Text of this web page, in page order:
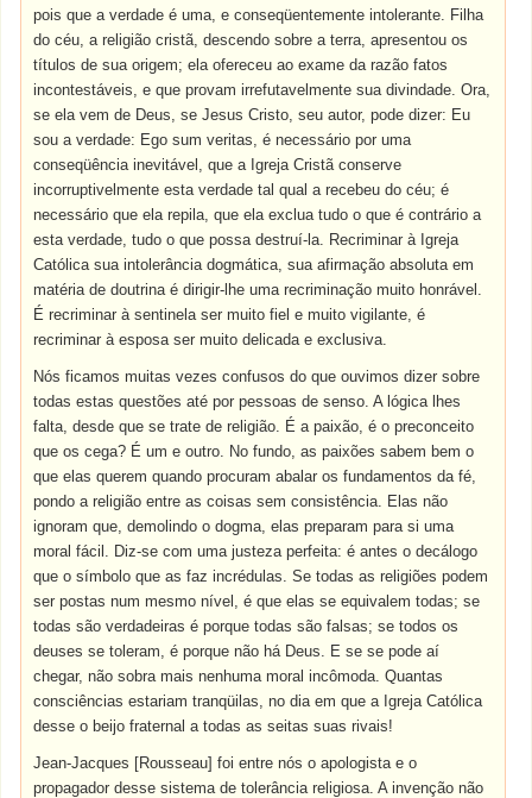
pois que a verdade é uma, e conseqüentemente intolerante. Filha
do céu, a religião cristã, descendo sobre a terra, apresentou os
títulos de sua origem; ela ofereceu ao exame da razão fatos
incontestáveis, e que provam irrefutavelmente sua divindade. Ora,
se ela vem de Deus, se Jesus Cristo, seu autor, pode dizer: Eu
sou a verdade: Ego sum veritas, é necessário por uma
conseqüência inevitável, que a Igreja Cristã conserve
incorruptivelmente esta verdade tal qual a recebeu do céu; é
necessário que ela repila, que ela exclua tudo o que é contrário a
esta verdade, tudo o que possa destruí-la. Recriminar à Igreja
Católica sua intolerância dogmática, sua afirmação absoluta em
matéria de doutrina é dirigir-lhe uma recriminação muito honrável.
É recriminar à sentinela ser muito fiel e muito vigilante, é
recriminar à esposa ser muito delicada e exclusiva.
Nós ficamos muitas vezes confusos do que ouvimos dizer sobre
todas estas questões até por pessoas de senso. A lógica lhes
falta, desde que se trate de religião. É a paixão, é o preconceito
que os cega? É um e outro. No fundo, as paixões sabem bem o
que elas querem quando procuram abalar os fundamentos da fé,
pondo a religião entre as coisas sem consistência. Elas não
ignoram que, demolindo o dogma, elas preparam para si uma
moral fácil. Diz-se com uma justeza perfeita: é antes o decálogo
que o símbolo que as faz incrédulas. Se todas as religiões podem
ser postas num mesmo nível, é que elas se equivalem todas; se
todas são verdadeiras é porque todas são falsas; se todos os
deuses se toleram, é porque não há Deus. E se se pode aí
chegar, não sobra mais nenhuma moral incômoda. Quantas
consciências estariam tranqüilas, no dia em que a Igreja Católica
desse o beijo fraternal a todas as seitas suas rivais!
Jean-Jacques [Rousseau] foi entre nós o apologista e o
propagador desse sistema de tolerância religiosa. A invenção não